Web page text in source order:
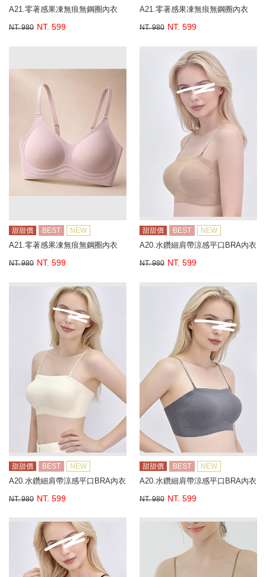
A21.零著感果凍無痕無鋼圈內衣
NT. 980 NT. 599
A21.零著感果凍無痕無鋼圈內衣
NT. 980 NT. 599
甜甜價 BEST NEW
A21.零著感果凍無痕無鋼圈內衣
NT. 980 NT. 599
甜甜價 BEST NEW
A20.水鑽細肩帶涼感平口BRA內衣
NT. 980 NT. 599
甜甜價 BEST NEW
A20.水鑽細肩帶涼感平口BRA內衣
NT. 980 NT. 599
甜甜價 BEST NEW
A20.水鑽細肩帶涼感平口BRA內衣
NT. 980 NT. 599